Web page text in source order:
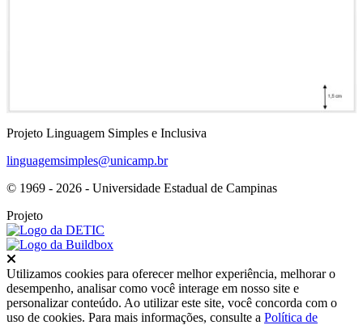
Projeto Linguagem Simples e Inclusiva
linguagemsimples@unicamp.br
© 1969 - 2026 - Universidade Estadual de Campinas
Projeto
Utilizamos cookies para oferecer melhor experiência, melhorar o
desempenho, analisar como você interage em nosso site e
personalizar conteúdo. Ao utilizar este site, você concorda com o
uso de cookies. Para mais informações, consulte a Política de